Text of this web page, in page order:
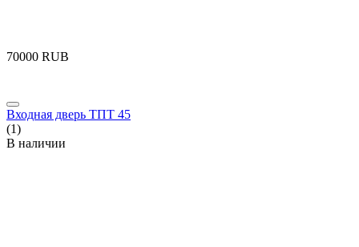
‍70000‍ RUB
Входная дверь ТПТ 45
(1)
В наличии